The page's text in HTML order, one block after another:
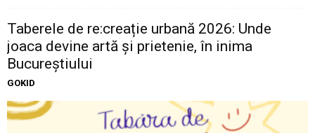
Taberele de re:creație urbană 2026: Unde
joaca devine artă și prietenie, în inima
Bucureștiului
GOKID